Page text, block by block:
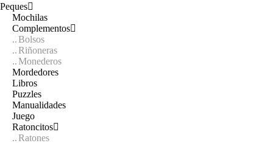
Peques
Mochilas
Complementos
Bolsos
Riñoneras
Monederos
Mordedores
Libros
Puzzles
Manualidades
Juego
Ratoncitos
Ratones